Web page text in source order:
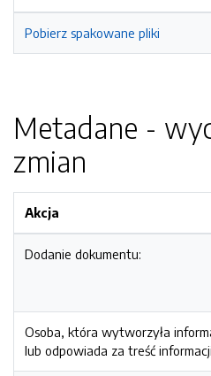
Pobierz spakowane pliki
Metadane -
zmian
Akcja
Dodanie dokumentu:
Osoba, która wytworzyła
lub odpowiada za treść